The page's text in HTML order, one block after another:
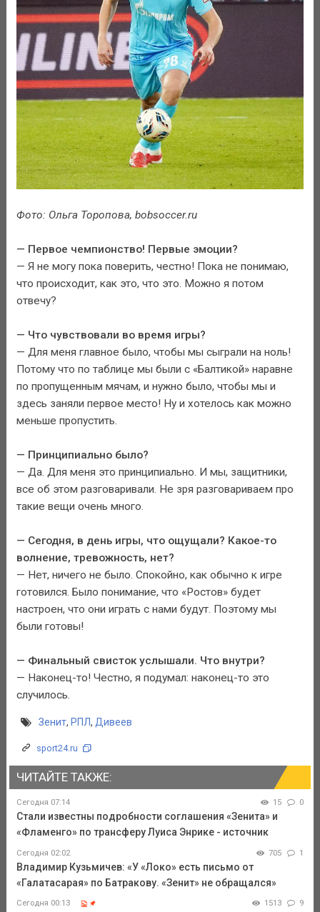
Фото: Ольга Торопова, bobsoccer.ru
— Первое чемпионство! Первые эмоции?
— Я не могу пока поверить, честно! Пока не понимаю,
что происходит, как это, что это. Можно я потом
отвечу?
— Что чувствовали во время игры?
— Для меня главное было, чтобы мы сыграли на ноль!
Потому что по таблице мы были с «Балтикой» наравне
по пропущенным мячам, и нужно было, чтобы мы и
здесь заняли первое место! Ну и хотелось как можно
меньше пропустить.
— Принципиально было?
— Да. Для меня это принципиально. И мы, защитники,
все об этом разговаривали. Не зря разговариваем про
такие вещи очень много.
— Сегодня, в день игры, что ощущали? Какое-то
волнение, тревожность, нет?
— Нет, ничего не было. Спокойно, как обычно к игре
готовился. Было понимание, что «Ростов» будет
настроен, что они играть с нами будут. Поэтому мы
были готовы!
— Финальный свисток услышали. Что внутри?
— Наконец-то! Честно, я подумал: наконец-то это
случилось.
Зенит, РПЛ, Дивеев
sport24.ru
ЧИТАЙТЕ ТАКЖЕ:
Сегодня 07:14 15 0
Стали известны подробности соглашения «Зенита» и
«Фламенго» по трансферу Луиса Энрике - источник
Сегодня 02:02 705 1
Владимир Кузьмичев: «У «Локо» есть письмо от
«Галатасарая» по Батракову. «Зенит» не обращался»
Сегодня 00:13 1513 9